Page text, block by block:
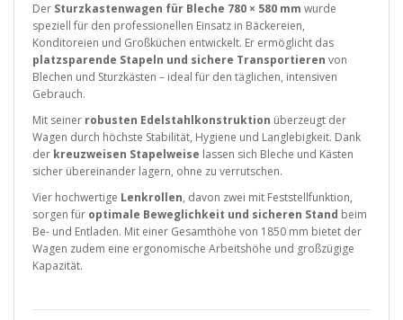
Der Sturzkastenwagen für Bleche 780 × 580 mm wurde
speziell für den professionellen Einsatz in Bäckereien,
Konditoreien und Großküchen entwickelt. Er ermöglicht das
platzsparende Stapeln und sichere Transportieren von
Blechen und Sturzkästen – ideal für den täglichen, intensiven
Gebrauch.
Mit seiner robusten Edelstahlkonstruktion überzeugt der
Wagen durch höchste Stabilität, Hygiene und Langlebigkeit. Dank
der kreuzweisen Stapelweise lassen sich Bleche und Kästen
sicher übereinander lagern, ohne zu verrutschen.
Vier hochwertige Lenkrollen, davon zwei mit Feststellfunktion,
sorgen für optimale Beweglichkeit und sicheren Stand beim
Be- und Entladen. Mit einer Gesamthöhe von 1850 mm bietet der
Wagen zudem eine ergonomische Arbeitshöhe und großzügige
Kapazität.